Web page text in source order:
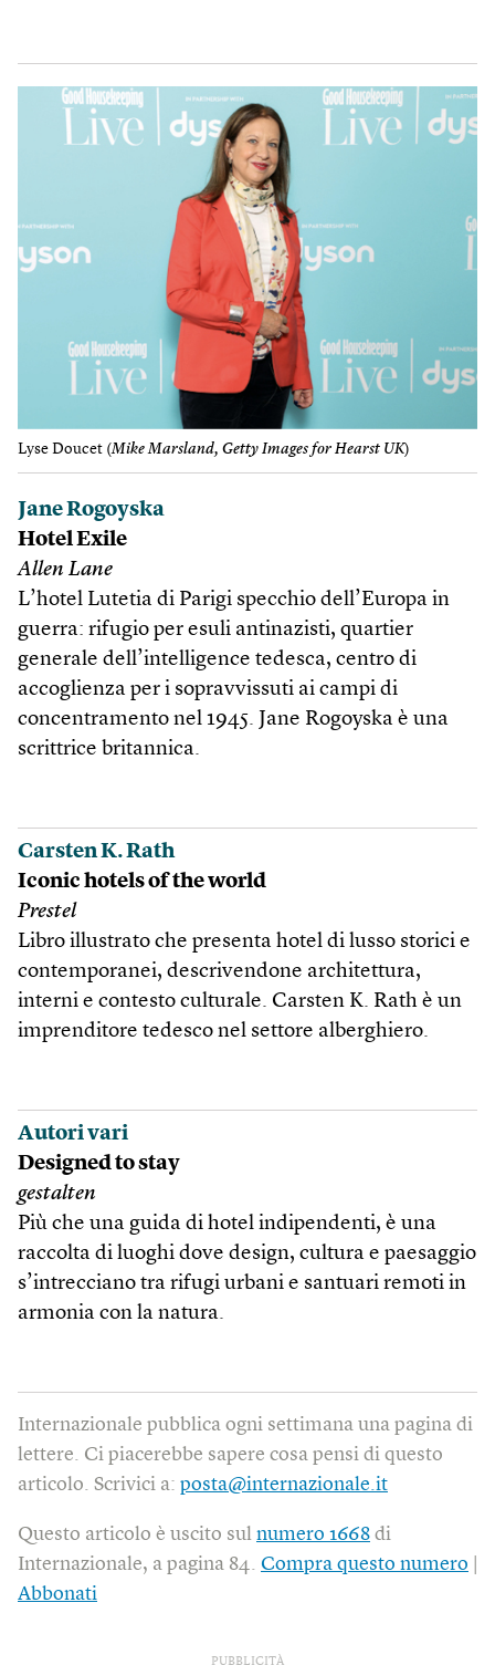
Lyse Doucet (Mike Marsland, Getty Images for Hearst UK)
Jane Rogoyska
Hotel Exile
Allen Lane
L’hotel Lutetia di Parigi specchio dell’Europa in
guerra: rifugio per esuli antinazisti, quartier
generale dell’intelligence tedesca, centro di
accoglienza per i sopravvissuti ai campi di
concentramento nel 1945. Jane Rogoyska è una
scrittrice britannica.
Carsten K. Rath
Iconic hotels of the world
Prestel
Libro illustrato che presenta hotel di lusso storici e
contemporanei, descrivendone architettura,
interni e contesto culturale. Carsten K. Rath è un
imprenditore tedesco nel settore alberghiero.
Autori vari
Designed to stay
gestalten
Più che una guida di hotel indipendenti, è una
raccolta di luoghi dove design, cultura e paesaggio
s’intrecciano tra rifugi urbani e santuari remoti in
armonia con la natura.
Internazionale pubblica ogni settimana una pagina di
lettere. Ci piacerebbe sapere cosa pensi di questo
articolo. Scrivici a: posta@internazionale.it
Questo articolo è uscito sul numero 1668 di
Internazionale, a pagina 84. Compra questo numero
Abbonati
PUBBLICITÀ